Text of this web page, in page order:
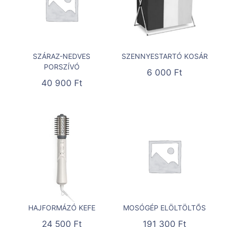
SZÁRAZ-NEDVES
PORSZÍVÓ
40 900 Ft
SZENNYESTARTÓ KOSÁR
6 000 Ft
HAJFORMÁZÓ KEFE
24 500 Ft
MOSÓGÉP ELÖLTÖLTŐS
191 300 Ft